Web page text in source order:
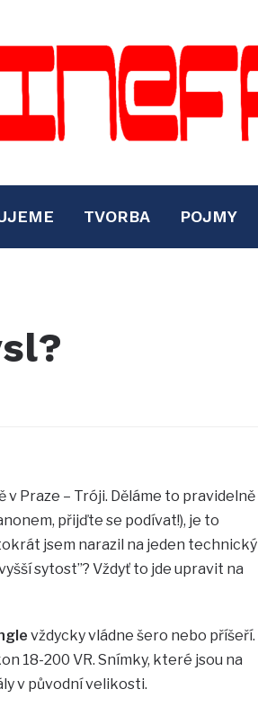
TVORBA POJMY
Praze – Tróji. Děláme to pravidelně
přijďte se podívat!), je to
jsem narazil na jeden technický
sytost”? Vždyť to jde upravit na
vždycky vládne šero nebo příšeří.
18-200 VR. Snímky, které jsou na
v původní velikosti.